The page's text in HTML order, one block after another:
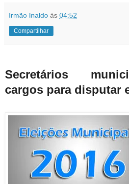
Irmão Inaldo às 04:52
Compartilhar
Secretários
cargos para disputar